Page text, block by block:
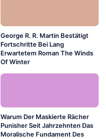
George R. R. Martin Bestätigt
Fortschritte Bei Lang
Erwartetem Roman The Winds
Of Winter
Warum Der Maskierte Rächer
Punisher Seit Jahrzehnten Das
Moralische Fundament Des